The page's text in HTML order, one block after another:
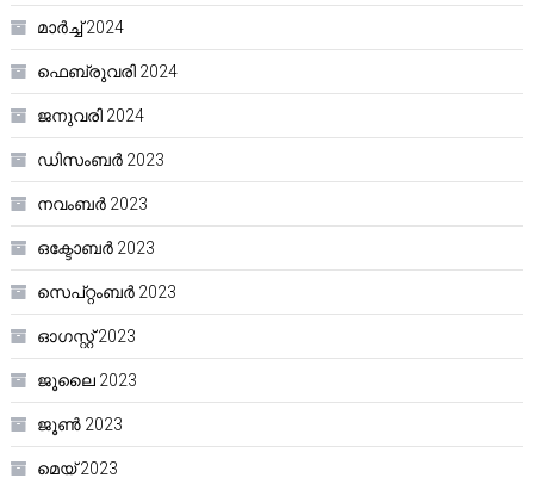
മാർച്ച്‌ 2024
ഫെബ്രുവരി 2024
ജനുവരി 2024
ഡിസംബർ 2023
നവംബർ 2023
ഒക്ടോബർ 2023
സെപ്റ്റംബർ 2023
ഓഗസ്റ്റ്‌ 2023
ജൂലൈ 2023
ജൂൺ 2023
മെയ്‌ 2023